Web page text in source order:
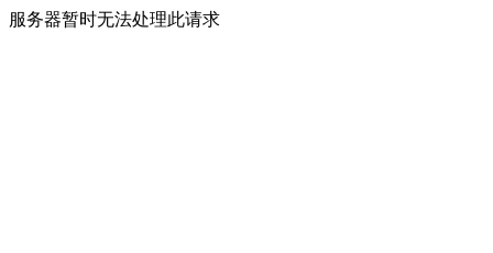
服务器暂时无法处理此请求